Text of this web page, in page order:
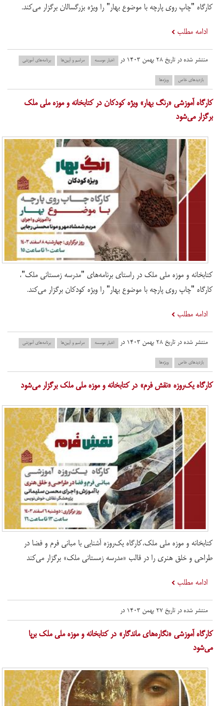
کارگاه "چاپ روی پارچه با موضوع بهار" را ویژه بزرگسالان برگزار می‌کند.
ادامه مطلب
منتشر شده در تاریخ ۲۸ بهمن ۱۴۰۳ در اخبار موسسه مراسم و آیین‌ها برنامه‌های آموزشی
بازدید‌های خاص ویژه‌ها
کارگاه آموزشی «رنگ بهار» ویژه کودکان در کتابخانه و موزه ملی ملک
برگزار می‌شود
کتابخانه و موزه ملی ملک در راستای برنامه‌های "مدرسه زمستانی ملک"،
کارگاه "چاپ روی پارچه با موضوع بهار" را ویژه کودکان برگزار می‌کند.
ادامه مطلب
منتشر شده در تاریخ ۲۸ بهمن ۱۴۰۳ در اخبار موسسه مراسم و آیین‌ها برنامه‌های آموزشی
بازدید‌های خاص ویژه‌ها
کارگاه یک‌روزه «نقش فرم» در کتابخانه و موزه ملی ملک برگزار می‌شود
کتابخانه و موزه ملی ملک،کارگاه یک‌روزه آشنایی با مبانی فرم و فضا در
طراحی و خلق هنری را در قالب «مدرسه زمستانی ملک» برگزار می‌کند
ادامه مطلب
منتشر شده در تاریخ ۲۷ بهمن ۱۴۰۳ در
کارگاه آموزشی «نگاره‌های ماندگار» در کتابخانه و موزه ملی ملک برپا
می‌شود